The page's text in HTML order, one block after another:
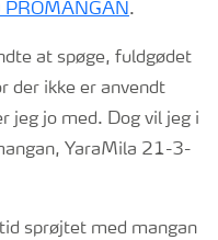
.
at spøge, fuldgødet
der ikke er anvendt
jeg jo med. Dog vil jeg i
YaraMila 21-3-
sprøjtet med mangan